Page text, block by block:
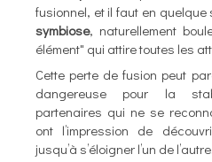
fusionnel, et il faut en quelque
symbiose, naturellement
élément" qui attire toutes les
Cette perte de fusion peut
dangereuse pour la
partenaires qui ne se
ont l’impression de
jusqu’à s’éloigner l’un de l’autre.